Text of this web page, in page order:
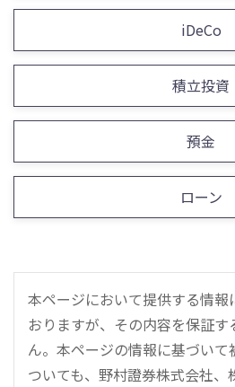
iDeCo
積立投資
預金
ローン
本ページにおいて提供する情報
おりますが、その内容を保証
ん。本ページの情報に基づい
ついても、野村證券株式会社、